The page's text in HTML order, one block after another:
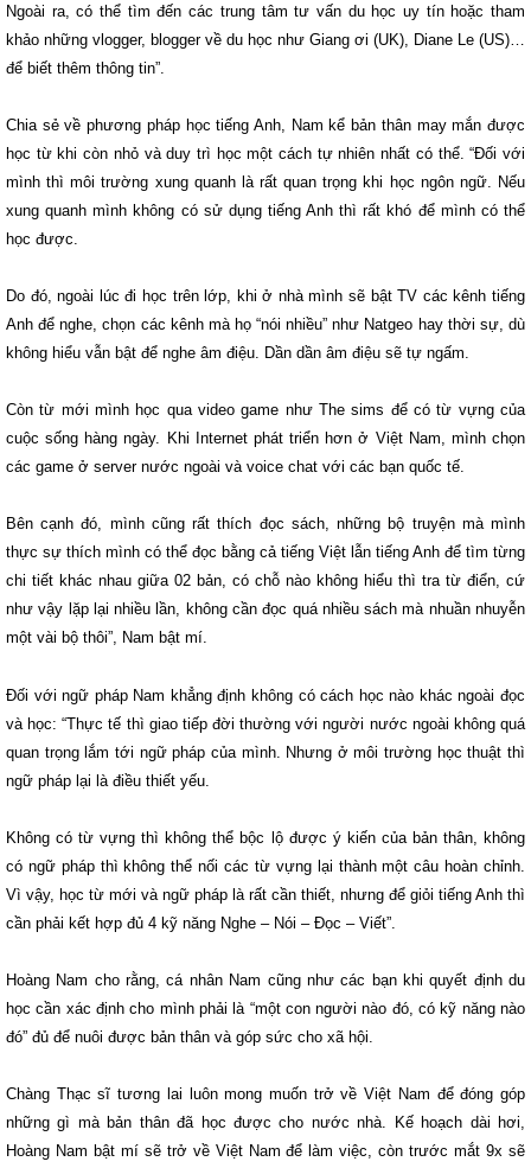
Ngoài ra, có thể tìm đến các trung tâm tư vấn du học uy tín hoặc tham
khảo những vlogger, blogger về du học như Giang ơi (UK), Diane Le (US)…
để biết thêm thông tin”.
Chia sẻ về phương pháp học tiếng Anh, Nam kể bản thân may mắn được
học từ khi còn nhỏ và duy trì học một cách tự nhiên nhất có thể. “Đối với
mình thì môi trường xung quanh là rất quan trọng khi học ngôn ngữ. Nếu
xung quanh mình không có sử dụng tiếng Anh thì rất khó để mình có thể
học được.
Do đó, ngoài lúc đi học trên lớp, khi ở nhà mình sẽ bật TV các kênh tiếng
Anh để nghe, chọn các kênh mà họ “nói nhiều” như Natgeo hay thời sự, dù
không hiểu vẫn bật để nghe âm điệu. Dần dần âm điệu sẽ tự ngấm.
Còn từ mới mình học qua video game như The sims để có từ vựng của
cuộc sống hàng ngày. Khi Internet phát triển hơn ở Việt Nam, mình chọn
các game ở server nước ngoài và voice chat với các bạn quốc tế.
Bên cạnh đó, mình cũng rất thích đọc sách, những bộ truyện mà mình
thực sự thích mình có thể đọc bằng cả tiếng Việt lẫn tiếng Anh để tìm từng
chi tiết khác nhau giữa 02 bản, có chỗ nào không hiểu thì tra từ điển, cứ
như vậy lặp lại nhiều lần, không cần đọc quá nhiều sách mà nhuần nhuyễn
một vài bộ thôi”, Nam bật mí.
Đối với ngữ pháp Nam khẳng định không có cách học nào khác ngoài đọc
và học: “Thực tế thì giao tiếp đời thường với người nước ngoài không quá
quan trọng lắm tới ngữ pháp của mình. Nhưng ở môi trường học thuật thì
ngữ pháp lại là điều thiết yếu.
Không có từ vựng thì không thể bộc lộ được ý kiến của bản thân, không
có ngữ pháp thì không thể nối các từ vựng lại thành một câu hoàn chỉnh.
Vì vậy, học từ mới và ngữ pháp là rất cần thiết, nhưng để giỏi tiếng Anh thì
cần phải kết hợp đủ 4 kỹ năng Nghe – Nói – Đọc – Viết”.
Hoàng Nam cho rằng, cá nhân Nam cũng như các bạn khi quyết định du
học cần xác định cho mình phải là “một con người nào đó, có kỹ năng nào
đó” đủ để nuôi được bản thân và góp sức cho xã hội.
Chàng Thạc sĩ tương lai luôn mong muốn trở về Việt Nam để đóng góp
những gì mà bản thân đã học được cho nước nhà. Kế hoạch dài hơi,
Hoàng Nam bật mí sẽ trở về Việt Nam để làm việc, còn trước mắt 9x sẽ